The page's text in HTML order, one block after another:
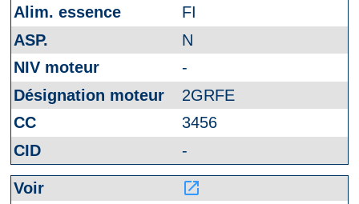
FI
N
-
2GRFE
3456
-
launch